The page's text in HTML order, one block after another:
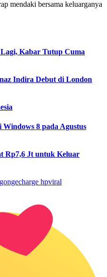
mendaki bersama keluarganya
Kabar Tutup Cuma
Indira Debut di London
8 pada Agustus
Rp7,6 Jt untuk Keluar
ngecharge hpviral